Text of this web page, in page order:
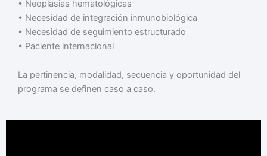
•⁠ ⁠Neoplasias hematológicas
•⁠ ⁠Necesidad de integración inmunobiológica
•⁠ ⁠Necesidad de seguimiento estructurado
•⁠ ⁠Paciente internacional
La pertinencia, modalidad, secuencia y oportunidad del
programa se definen caso a caso.